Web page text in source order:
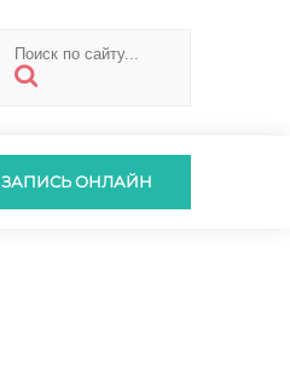
ЗАПИСЬ ОНЛАЙН